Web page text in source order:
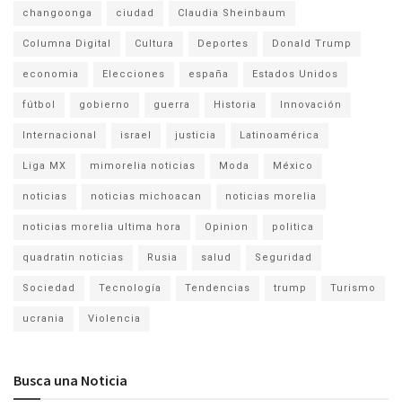
changoonga ciudad Claudia Sheinbaum
Columna Digital Cultura Deportes Donald Trump
economia Elecciones españa Estados Unidos
fútbol gobierno guerra Historia Innovación
Internacional israel justicia Latinoamérica
Liga MX mimorelia noticias Moda México
noticias noticias michoacan noticias morelia
noticias morelia ultima hora Opinion politica
quadratin noticias Rusia salud Seguridad
Sociedad Tecnología Tendencias trump Turismo
ucrania Violencia
Busca una Noticia